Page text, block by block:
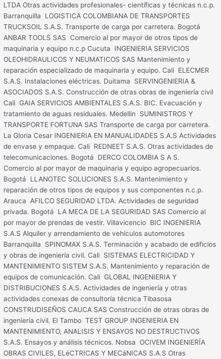
LTDA Otras actividades profesionales- científicas y técnicas n.c.p.
Barranquilla LOGISTICA COLOMBIANA DE TRANSPORTES
TRUCKSOIL S.A.S. Transporte de carga por carretera. Bogotá
ANBAR TOOLS SAS Comercio al por mayor de otros tipos de
maquinaria y equipo n.c.p Cucuta INGENIERIA SERVICIOS
OLEOHIDRAULICOS Y NEUMATICOS SAS Mantenimiento y
reparación especializado de maquinaria y equipo. Cali ELECMER
S.A.S. Instalaciones eléctricas. Duitama SERVINGENIERIA &
ASOCIADOS S.A.S. Construcción de otras obras de ingeniería civil
Cali GAIA SERVICIOS AMBIENTALES S.A.S. BIC. Evacuación y
tratamiento de aguas residuales. Medellin SUMINISTROS Y
TRANSPORTE FORTUNA SAS Transporte de carga por carretera.
La Gloria Cesar INGENIERIA EN MANUALIDADES S.A.S Actividades
de envase y empaque. Cali REDNEET S.A.S. Otras actividades de
telecomunicaciones. Bogotá DERCO COLOMBIA S A S.
Comercio al por mayor de maquinaria y equipo agropecuarios.
Bogotá LLANOTEC SOLUCIONES S.A.S. Mantenimiento y
reparación de otros tipos de equipos y sus componentes n.c.p.
Arauca AFILCO SEGURIDAD LTDA. Actividades de seguridad
privada. Bogotá LA MECA DE LA SEGURIDAD SAS Comercio al
por mayor de prendas de vestir. Villavicencio BIC INGENIERIA
S.A.S Alquiler y arrendamiento de vehículos automotores
Barranquilla SPINOMAX S.A.S. Terminación y acabado de edificios
y obras de ingeniería civil. Cali SISTEMAS ELECTRICIDAD Y
MANTENIMIENTO SISTEM S.A.S. Mantenimiento y reparación de
equipos de comunicación. Cali GLOBAL INGENIERIA Y
DISTRIBUCIONES S.A.S. Actividades de ingeniería y otras
actividades conexas de consultoría técnica Tibasosa
CONSTRUDISEÑOS CAUCA SAS Construcción de otras obras de
ingeniería civil. El Tambo TEST GROUP INGENIERIA EN
MANTENIMIENTO, ANALISIS Y ENSAYOS NO DESTRUCTIVOS
S.A.S. Ensayos y análisis técnicos. Nobsa OCIVEM INGENIERÍA
OBRAS CIVILES, ELéCTRICAS Y MECáNICAS S.A.S Otras